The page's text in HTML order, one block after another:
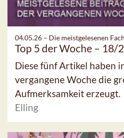
04.05.26 – Die meistgelesenen
Top 5 der Woche – 18/
Diese fünf Artikel haben
vergangene Woche die
Aufmerksamkeit erzeugt.
Elling